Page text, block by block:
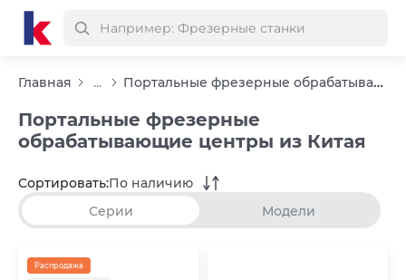
Главная ... Портальные фрезерные обрабатывающие центры из Китая
Портальные фрезерные
обрабатывающие центры из Китая
Серии Модели
Сортировать:По наличию
Распродажа